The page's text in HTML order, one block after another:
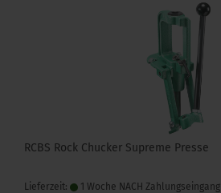
RCBS Rock Chucker Supreme Presse
Lieferzeit: 1 Woche NACH Zahlungseingang